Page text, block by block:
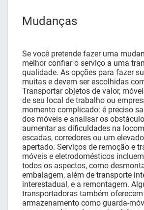
Mudanças
Se você pretende fazer uma
melhor confiar o serviço a uma
qualidade. As opções para fazer
muitas e devem ser escolhidas
Transportar objetos de valor,
de seu local de trabalho ou
momento complicado: é preciso
dos móveis e analisar os
aumentar as dificuldades na
escadas, corredores ou um
apertado. Serviços de remoção e
móveis e eletrodomésticos
todos os aspectos, como
embalagem, além de transporte
interestadual, e a remontagem.
transportadoras também
armazenamento como guarda-